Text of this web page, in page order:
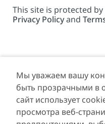
Мы уважаем вашу
быть прозрачными в
сайт использует
просмотра веб-
This site is protected by
Privacy Policyand